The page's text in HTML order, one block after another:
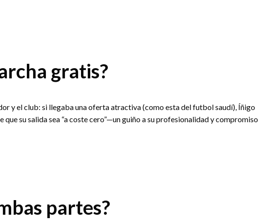
gratis?
y el club: si llegaba una oferta atractiva (como esta del futbol saudí), Íñigo
que su salida sea “a coste cero”—un guiño a su profesionalidad y compromiso
partes?